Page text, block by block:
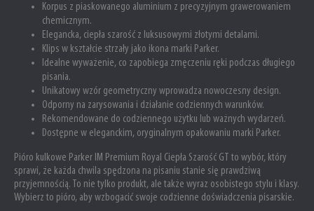
Korpus z piaskowanego aluminium z precyzyjnym grawerowaniem
chemicznym.
Elegancka, ciepła szarość z luksusowymi złotymi detalami.
Klips w kształcie strzały jako ikona marki Parker.
Idealne wyważenie, co zapobiega zmęczeniu ręki podczas długiego
pisania.
Unikatowy wzór geometryczny wprowadza nowoczesny design.
Odporny na zarysowania i działanie codziennych warunków.
Rekomendowane do codziennego użytku lub ważnych wydarzeń.
Dostępne w eleganckim, oryginalnym opakowaniu marki Parker.
Pióro kulkowe Parker IM Premium Royal Ciepła Szarość GT to wybór, który
sprawi, że każda chwila spędzona na pisaniu stanie się prawdziwą
przyjemnością. To nie tylko produkt, ale także wyraz osobistego stylu i klasy.
Wybierz to pióro, aby wzbogacić swoje codzienne doświadczenia pisarskie.